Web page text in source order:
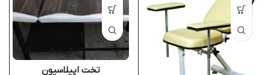
تخت اپیلاسیون